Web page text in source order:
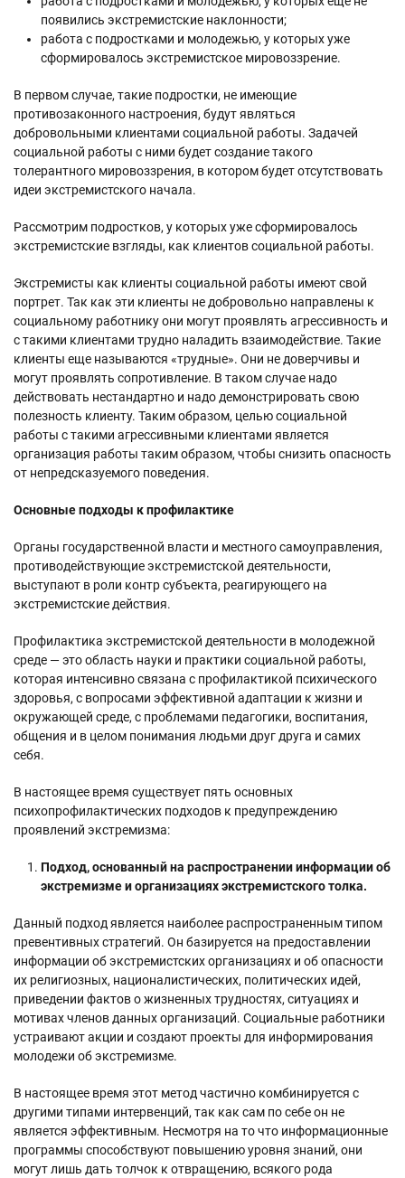
появились экстремистские наклонности;
работа с подростками и молодежью, у которых уже
сформировалось экстремистское мировоззрение.
В первом случае, такие подростки, не имеющие
противозаконного настроения, будут являться
добровольными клиентами социальной работы. Задачей
социальной работы с ними будет создание такого
толерантного мировоззрения, в котором будет отсутствовать
идеи экстремистского начала.
Рассмотрим подростков, у которых уже сформировалось
экстремистские взгляды, как клиентов социальной работы.
Экстремисты как клиенты социальной работы имеют свой
портрет. Так как эти клиенты не добровольно направлены к
социальному работнику они могут проявлять агрессивность и
с такими клиентами трудно наладить взаимодействие. Такие
клиенты еще называются «трудные». Они не доверчивы и
могут проявлять сопротивление. В таком случае надо
действовать нестандартно и надо демонстрировать свою
полезность клиенту. Таким образом, целью социальной
работы с такими агрессивными клиентами является
организация работы таким образом, чтобы снизить опасность
от непредсказуемого поведения.
Основные подходы к профилактике
Органы государственной власти и местного самоуправления,
противодействующие экстремистской деятельности,
выступают в роли контр субъекта, реагирующего на
экстремистские действия.
Профилактика экстремистской деятельности в молодежной
среде — это область науки и практики социальной работы,
которая интенсивно связана с профилактикой психического
здоровья, с вопросами эффективной адаптации к жизни и
окружающей среде, с проблемами педагогики, воспитания,
общения и в целом понимания людьми друг друга и самих
себя.
В настоящее время существует пять основных
психопрофилактических подходов к предупреждению
проявлений экстремизма:
Подход, основанный на распространении информации об
экстремизме и организациях экстремистского толка.
Данный подход является наиболее распространенным типом
превентивных стратегий. Он базируется на предоставлении
информации об экстремистских организациях и об опасности
их религиозных, националистических, политических идей,
приведении фактов о жизненных трудностях, ситуациях и
мотивах членов данных организаций. Социальные работники
устраивают акции и создают проекты для информирования
молодежи об экстремизме.
В настоящее время этот метод частично комбинируется с
другими типами интервенций, так как сам по себе он не
является эффективным. Несмотря на то что информационные
программы способствуют повышению уровня знаний, они
могут лишь дать толчок к отвращению, всякого рода